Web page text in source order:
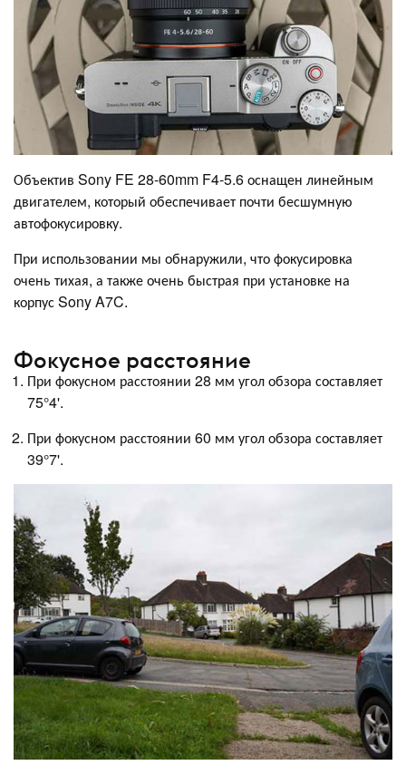
Объектив Sony FE 28-60mm F4-5.6 оснащен линейным
двигателем, который обеспечивает почти бесшумную
автофокусировку.
При использовании мы обнаружили, что фокусировка
очень тихая, а также очень быстрая при установке на
корпус Sony A7C.
Фокусное расстояние
При фокусном расстоянии 28 мм угол обзора составляет
75°4'.
При фокусном расстоянии 60 мм угол обзора составляет
39°7'.